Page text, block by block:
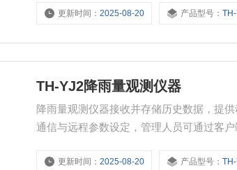
制。在暴雨、台风来临前，配合水文监测
更新时间：2025-08-20 产品型号：
TH-YJ2降雨量观测仪器
降雨量观测仪器接收并存储历史数据，提
通信与远程参数设定，管理人员可通过客
(小雨至暴雨)。实时监测与预警系统24小
更新时间：2025-08-20 产品型号：